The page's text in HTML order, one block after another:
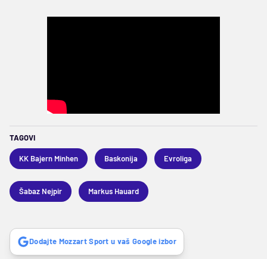
TAGOVI
KK Bajern Minhen Baskonija Evroliga
Šabaz Nejpir Markus Hauard
Dodajte Mozzart Sport u vaš Google izbor